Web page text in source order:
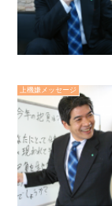
上機嫌メッセージ